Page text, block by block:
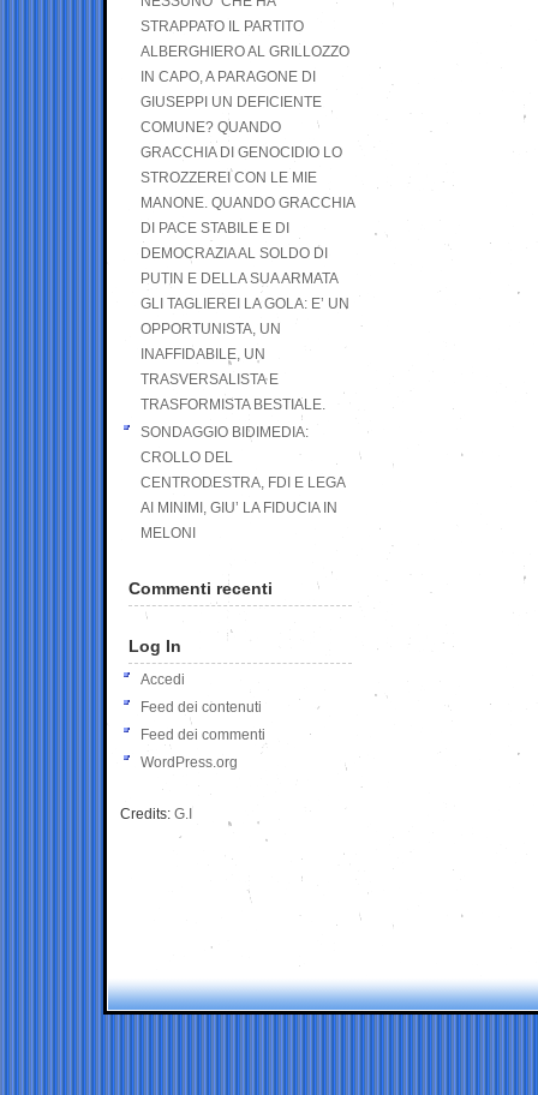
STRAPPATO IL PARTITO
ALBERGHIERO AL GRILLOZZO
IN CAPO, A PARAGONE DI
GIUSEPPI UN DEFICIENTE
COMUNE? QUANDO
GRACCHIA DI GENOCIDIO LO
STROZZEREI CON LE MIE
MANONE. QUANDO GRACCHIA
DI PACE STABILE E DI
DEMOCRAZIA AL SOLDO DI
PUTIN E DELLA SUA ARMATA
GLI TAGLIEREI LA GOLA: E’ UN
OPPORTUNISTA, UN
INAFFIDABILE, UN
TRASVERSALISTA E
TRASFORMISTA BESTIALE.
SONDAGGIO BIDIMEDIA:
CROLLO DEL
CENTRODESTRA, FDI E LEGA
AI MINIMI, GIU’ LA FIDUCIA IN
MELONI
Commenti recenti
Log In
Accedi
Feed dei contenuti
Feed dei commenti
WordPress.org
Credits: G.I